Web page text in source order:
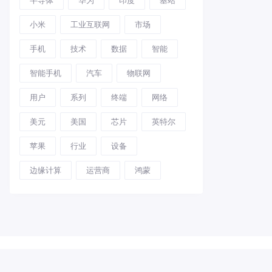
小米 工业互联网 市场
手机 技术 数据 智能
智能手机 汽车 物联网
用户 系列 终端 网络
美元 美国 芯片 英特尔
苹果 行业 设备
边缘计算 运营商 鸿蒙